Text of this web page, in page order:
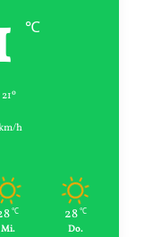
℃
h
℃
Mi.
28℃
Do.